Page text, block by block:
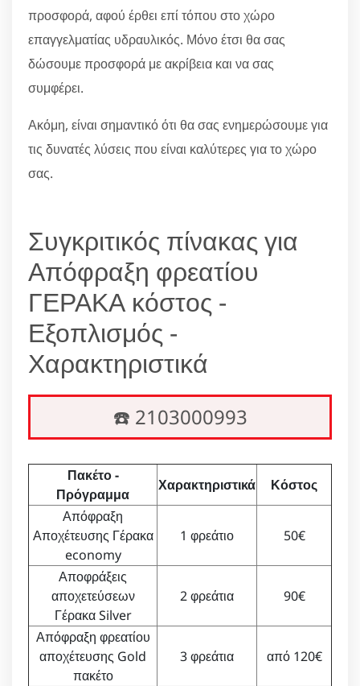
προσφορά, αφού έρθει επί τόπου στο χώρο
επαγγελματίας υδραυλικός. Μόνο έτσι θα σας
δώσουμε προσφορά με ακρίβεια και να σας
συμφέρει.
Ακόμη, είναι σημαντικό ότι θα σας ενημερώσουμε για
τις δυνατές λύσεις που είναι καλύτερες για το χώρο
σας.
Συγκριτικός πίνακας για
Απόφραξη φρεατίου
ΓΕΡΑΚΑ κόστος -
Εξοπλισμός -
Χαρακτηριστικά
☎️ 2103000993
Πακέτο -
Πρόγραμμα
Χαρακτηριστικά
Κόστος
Απόφραξη
Αποχέτευσης Γέρακα
economy
1 φρεάτιο 50€
Αποφράξεις
αποχετεύσεων
Γέρακα Silver
2 φρεάτια 90€
Απόφραξη φρεατίου
αποχέτευσης Gold
πακέτο
3 φρεάτια από 120€